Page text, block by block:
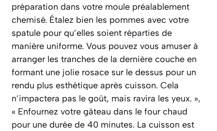
préparation dans votre moule préalablement
chemisé. Étalez bien les pommes avec votre
spatule pour qu’elles soient réparties de
manière uniforme. Vous pouvez vous amuser à
arranger les tranches de la dernière couche en
formant une jolie rosace sur le dessus pour un
rendu plus esthétique après cuisson. Cela
n’impactera pas le goût, mais ravira les yeux. »,
« Enfournez votre gâteau dans le four chaud
pour une durée de 40 minutes. La cuisson est